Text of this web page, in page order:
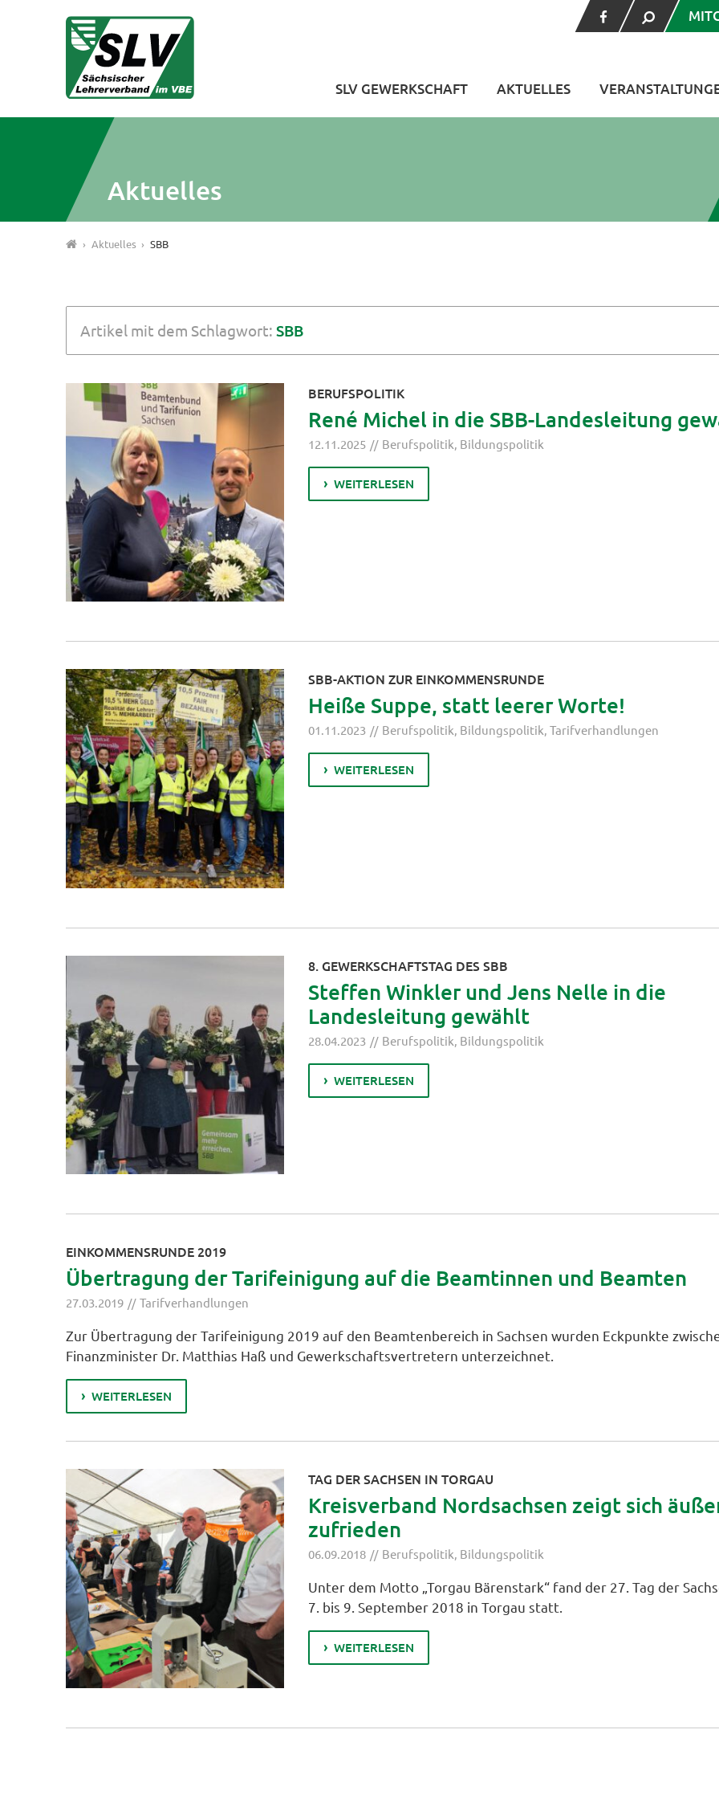
SLV GEWERKSCHAFT AKTUELLES
Aktuelles
Aktuelles SBB
Artikel mit dem Schlagwort: SBB
BERUFSPOLITIK
René Michel in die SBB-Landesleitung
12.11.2025 Berufspolitik Bildungspolitik
WEITERLESEN
SBB-AKTION ZUR EINKOMMENSRUNDE
Heiße Suppe, statt leerer Worte!
01.11.2023 Berufspolitik, Bildungspolitik,Tarifverhandlungen
WEITERLESEN
8. GEWERKSCHAFTSTAG DES SBB
Steffen Winkler und Jens Nelle in die
Landesleitung gewählt
28.04.2023 Berufspolitik Bildungspolitik
WEITERLESEN
EINKOMMENSRUNDE 2019
Übertragung der Tarifeinigung auf die Beamtinnen und Beamten
27.03.2019 Tarifverhandlungen
Zur Übertragung der Tarifeinigung 2019 auf den Beamtenbereich in Sachsen wurden Eckpunkte
Finanzminister Dr. Matthias Haß und Gewerkschaftsvertretern unterzeichnet.
WEITERLESEN
TAG DER SACHSEN IN TORGAU
Kreisverband Nordsachsen zeigt sich
zufrieden
06.09.2018 Berufspolitik, Bildungspolitik
Unter dem Motto „Torgau Bärenstark“ fand der 27. Tag der
7. bis 9. September 2018 in Torgau statt.
WEITERLESEN